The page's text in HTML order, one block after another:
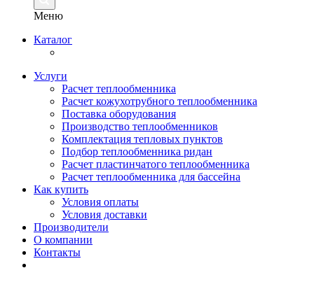
Меню
Каталог
Услуги
Расчет теплообменника
Расчет кожухотрубного теплообменника
Поставка оборудования
Производство теплообменников
Комплектация тепловых пунктов
Подбор теплообменника ридан
Расчет пластинчатого теплообменника
Расчет теплообменника для бассейна
Как купить
Условия оплаты
Условия доставки
Производители
О компании
Контакты